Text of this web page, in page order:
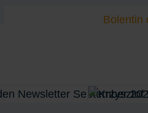
Bolentin